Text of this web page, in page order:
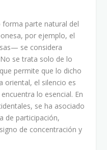
forma parte natural del
por ejemplo, el
se considera
se trata solo de lo
permite que lo dicho
oriental, el silencio es
lo esencial. En
se ha asociado
de participación,
de concentración y